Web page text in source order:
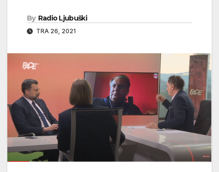
By Radio Ljubuški
TRA 26, 2021